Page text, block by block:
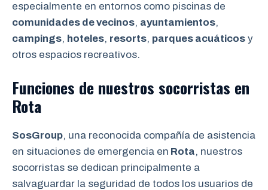
especialmente en entornos como piscinas de
comunidades de vecinos, ayuntamientos,
campings, hoteles, resorts, parques acuáticos y
otros espacios recreativos.
Funciones de nuestros socorristas en
Rota
SosGroup, una reconocida compañía de asistencia
en situaciones de emergencia en Rota, nuestros
socorristas se dedican principalmente a
salvaguardar la seguridad de todos los usuarios de